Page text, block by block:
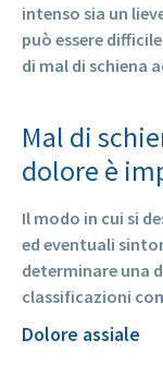
intenso sia un
può essere
di mal di schiena
Mal di
dolore è
Il modo in cui si
ed eventuali
determinare una
classificazioni
Dolore assiale